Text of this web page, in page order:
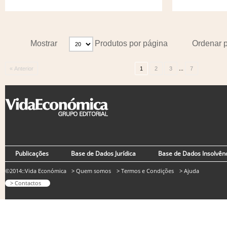
Ordenar
Mostrar Produtos por página
« Anterior 1 2 3 ... 7
Publicações Base de Dados Jurídica Base de Dados
©2014::Vida Económica
> Contactos
> Quem somos > Termos e Condições > Ajuda